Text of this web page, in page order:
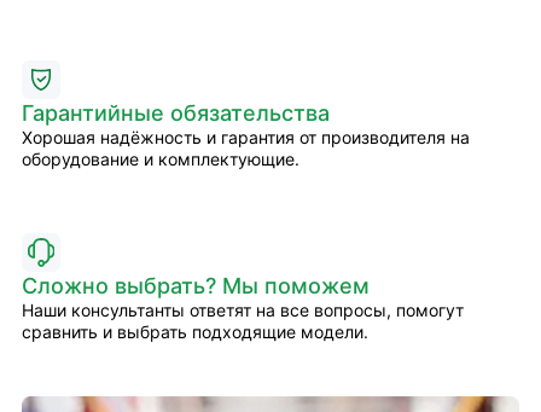
Гарантийные обязательства
Хорошая надёжность и гарантия от производителя на
оборудование и комплектующие.
Сложно выбрать? Мы поможем
Наши консультанты ответят на все вопросы, помогут
сравнить и выбрать подходящие модели.